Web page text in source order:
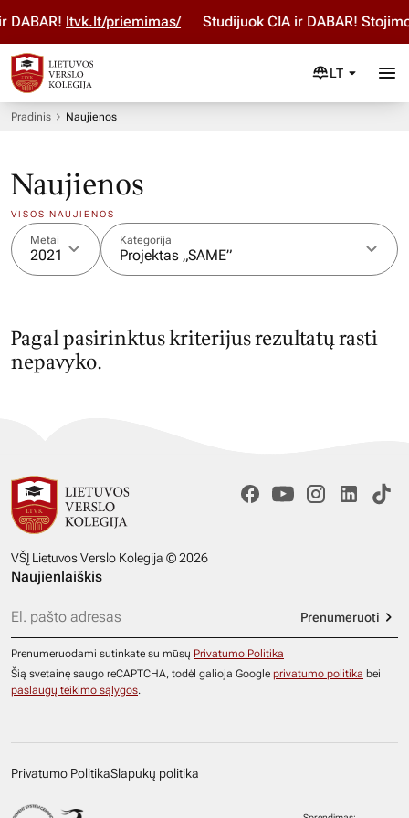
DABAR! ltvk.lt/priemimas/ Studijuok ČIA ir DABAR!
LT
Pradinis Naujienos
Naujienos
VISOS NAUJIENOS
Metai
2021
Kategorija
Projektas „SAME”
Pagal pasirinktus kriterijus rezultatų rasti
nepavyko.
VŠĮ Lietuvos Verslo Kolegija © 2026
Naujienlaiškis
Prenumeruoti
Prenumeruodami sutinkate su mūsų Privatumo Politika
Šią svetainę saugo reCAPTCHA, todėl galioja Google privatumo politika bei
paslaugų teikimo sąlygos.
Privatumo PolitikaSlapukų politika